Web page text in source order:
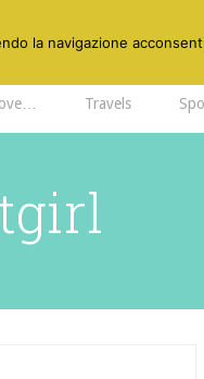
Travels
la navigazione